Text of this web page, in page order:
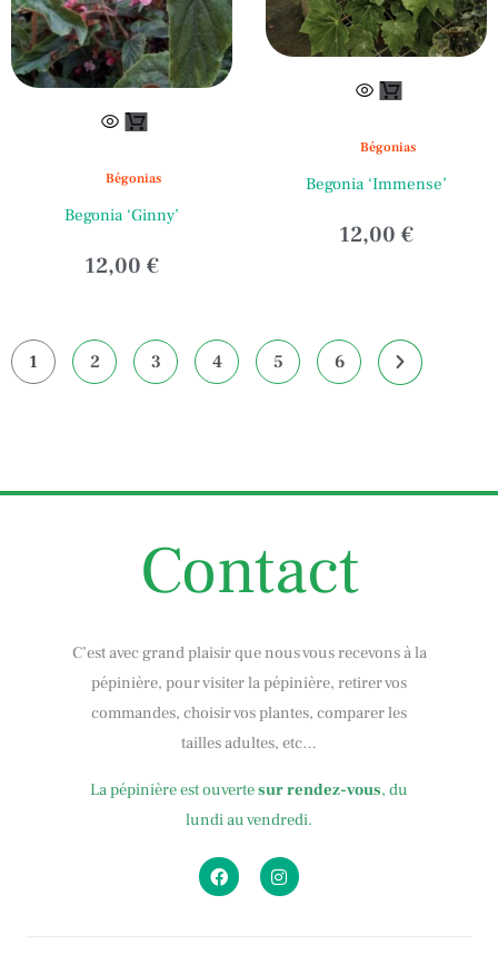
Bégonias
Begonia ‘Ginny’
12,00 €
Ce
produit
variations.
Les
choisies
sur
produit
Bégonias
Begonia ‘Immense’
12,00 €
1 2 3 4 5 6
Contact
C’est avec grand plaisir que nous vous recevons à la
pépinière, pour visiter la pépinière, retirer vos
commandes, choisir vos plantes, comparer les
tailles adultes, etc…
La pépinière est ouvertesur rendez-vous, du
lundi au vendredi.
F
a
c
I
n
s